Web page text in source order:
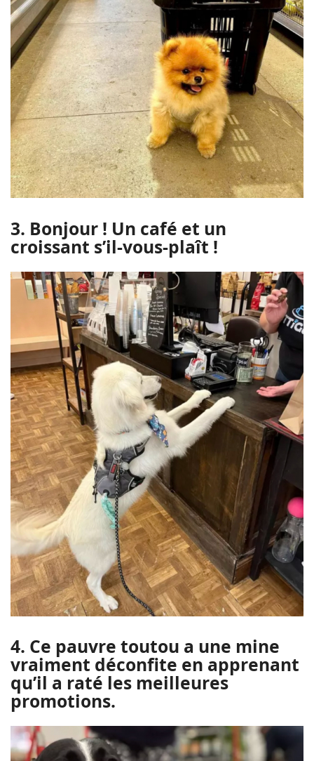
3. Bonjour ! Un café et un
croissant s’il-vous-plaît !
4. Ce pauvre toutou a une mine
vraiment déconfite en apprenant
qu’il a raté les meilleures
promotions.